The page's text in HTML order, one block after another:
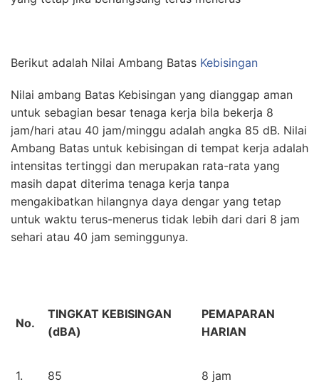
Berikut adalah Nilai Ambang Batas Kebisingan
Nilai ambang Batas Kebisingan yang dianggap aman
untuk sebagian besar tenaga kerja bila bekerja 8
jam/hari atau 40 jam/minggu adalah angka 85 dB. Nilai
Ambang Batas untuk kebisingan di tempat kerja adalah
intensitas tertinggi dan merupakan rata-rata yang
masih dapat diterima tenaga kerja tanpa
mengakibatkan hilangnya daya dengar yang tetap
untuk waktu terus-menerus tidak lebih dari dari 8 jam
sehari atau 40 jam seminggunya.
No.
TINGKAT KEBISINGAN
(dBA)
PEMAPARAN
HARIAN
1. 85 8 jam